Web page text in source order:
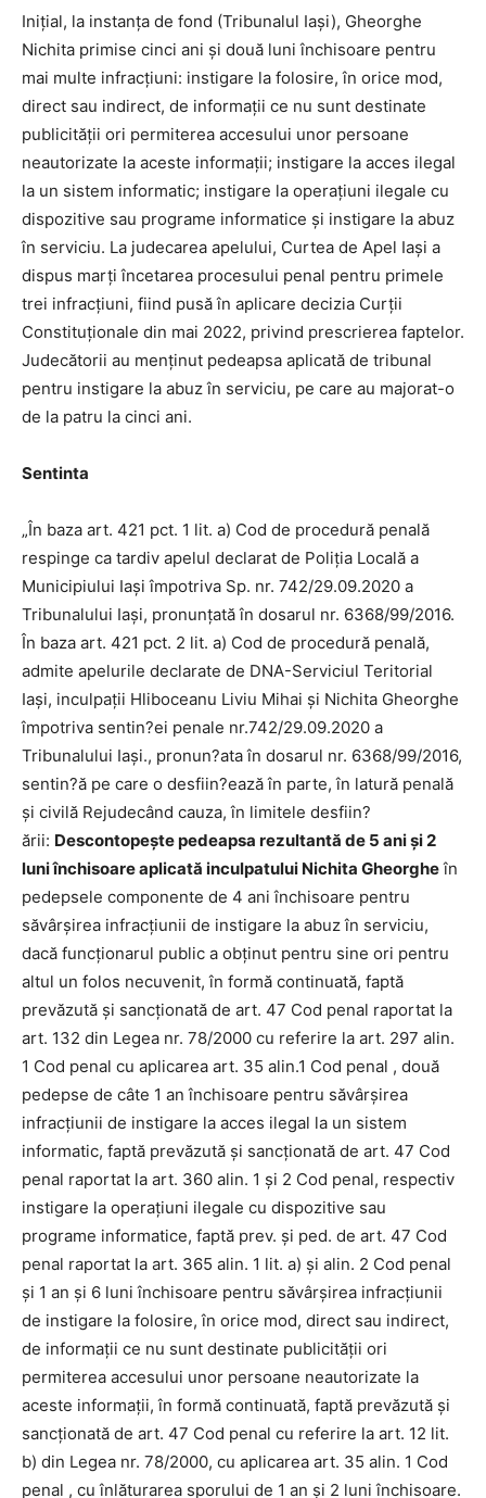
Iniţial, la instanţa de fond (Tribunalul Iaşi), Gheorghe
Nichita primise cinci ani şi două luni închisoare pentru
mai multe infracţiuni: instigare la folosire, în orice mod,
direct sau indirect, de informaţii ce nu sunt destinate
publicităţii ori permiterea accesului unor persoane
neautorizate la aceste informaţii; instigare la acces ilegal
la un sistem informatic; instigare la operaţiuni ilegale cu
dispozitive sau programe informatice şi instigare la abuz
în serviciu. La judecarea apelului, Curtea de Apel Iaşi a
dispus marţi încetarea procesului penal pentru primele
trei infracţiuni, fiind pusă în aplicare decizia Curţii
Constituţionale din mai 2022, privind prescrierea faptelor.
Judecătorii au menţinut pedeapsa aplicată de tribunal
pentru instigare la abuz în serviciu, pe care au majorat-o
de la patru la cinci ani.
Sentinta
„În baza art. 421 pct. 1 lit. a) Cod de procedură penală
respinge ca tardiv apelul declarat de Poliţia Locală a
Municipiului Iaşi împotriva Sp. nr. 742/29.09.2020 a
Tribunalului Iaşi, pronunţată în dosarul nr. 6368/99/2016.
În baza art. 421 pct. 2 lit. a) Cod de procedură penală,
admite apelurile declarate de DNA-Serviciul Teritorial
Iaşi, inculpaţii Hliboceanu Liviu Mihai şi Nichita Gheorghe
împotriva sentin?ei penale nr.742/29.09.2020 a
Tribunalului Iaşi., pronun?ata în dosarul nr. 6368/99/2016,
sentin?ă pe care o desfiin?ează în parte, în latură penală
şi civilă Rejudecând cauza, în limitele desfiin?
ării: Descontopeşte pedeapsa rezultantă de 5 ani şi 2
luni închisoare aplicată inculpatului Nichita Gheorgheîn
pedepsele componente de 4 ani închisoare pentru
săvârşirea infracţiunii de instigare la abuz în serviciu,
dacă funcţionarul public a obţinut pentru sine ori pentru
altul un folos necuvenit, în formă continuată, faptă
prevăzută şi sancţionată de art. 47 Cod penal raportat la
art. 132 din Legea nr. 78/2000 cu referire la art. 297 alin.
1 Cod penal cu aplicarea art. 35 alin.1 Cod penal , două
pedepse de câte 1 an închisoare pentru săvârşirea
infracţiunii de instigare la acces ilegal la un sistem
informatic, faptă prevăzută şi sancţionată de art. 47 Cod
penal raportat la art. 360 alin. 1 şi 2 Cod penal, respectiv
instigare la operaţiuni ilegale cu dispozitive sau
programe informatice, faptă prev. şi ped. de art. 47 Cod
penal raportat la art. 365 alin. 1 lit. a) şi alin. 2 Cod penal
şi 1 an şi 6 luni închisoare pentru săvârşirea infracţiunii
de instigare la folosire, în orice mod, direct sau indirect,
de informaţii ce nu sunt destinate publicităţii ori
permiterea accesului unor persoane neautorizate la
aceste informaţii, în formă continuată, faptă prevăzută şi
sancţionată de art. 47 Cod penal cu referire la art. 12 lit.
b) din Legea nr. 78/2000, cu aplicarea art. 35 alin. 1 Cod
penal , cu înlăturarea sporului de 1 an şi 2 luni închisoare.